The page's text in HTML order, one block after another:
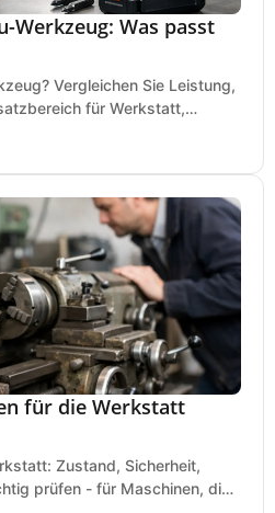
Werkzeug: Was passt
Vergleichen Sie Leistung,
für Werkstatt,
für die Werkstatt
Zustand, Sicherheit,
prüfen - für Maschinen, die